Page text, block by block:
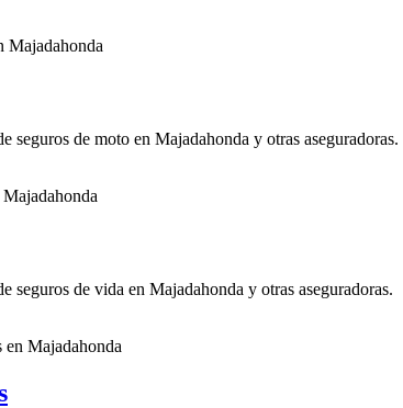
seguros de moto en Majadahonda y otras aseguradoras.
seguros de vida en Majadahonda y otras aseguradoras.